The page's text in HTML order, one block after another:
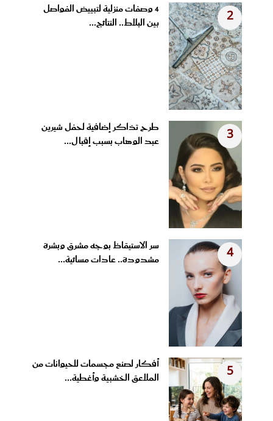
2
4 وصفات منزلية لتبييض الفواصل
بين البلاط.. النتائج...
3
طرح تذاكر إضافية لحفل شيرين
عبد الوهاب بسبب إقبال...
4
سر الاستيقاظ بوجه مشرق وبشرة
مشدودة.. عادات مسائية...
5
أفكار لصنع مجسمات للحيوانات من
الملاعق الخشبية وأغطية...